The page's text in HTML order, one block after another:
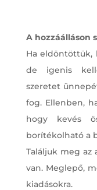
A hozzáálláson
Ha eldöntöttük,
de igenis
szeretet
fog. Ellenben,
hogy kevés
borítékolható a
Találjuk meg az
van. Meglepő,
kiadásokra.